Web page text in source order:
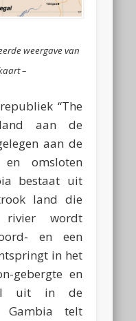
weergave van
–
“The
aan de
aan de
en omsloten
bestaat uit
land die
wordt
en een
in het
gebergte en
uit in de
Gambia telt